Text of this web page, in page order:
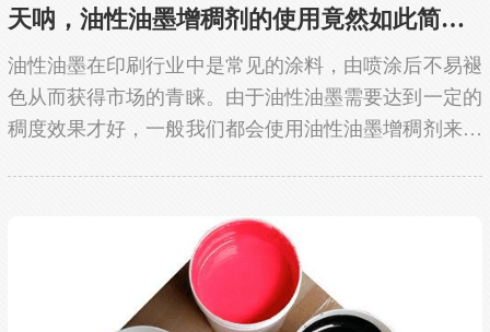
天呐，油性油墨增稠剂的使用竟然如此简便？
油性油墨在印刷行业中是常见的涂料，由喷涂后不易褪
色从而获得市场的青睐。由于油性油墨需要达到一定的
稠度效果才好，一般我们都会使用油性油墨增稠剂来进